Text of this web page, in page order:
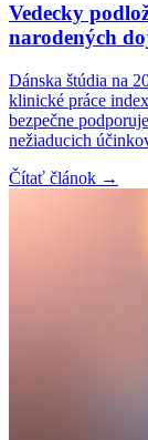
Vedecky
narodených
Dánska štúdia na
klinické práce
bezpečne
nežiaducich
Čítať článok →